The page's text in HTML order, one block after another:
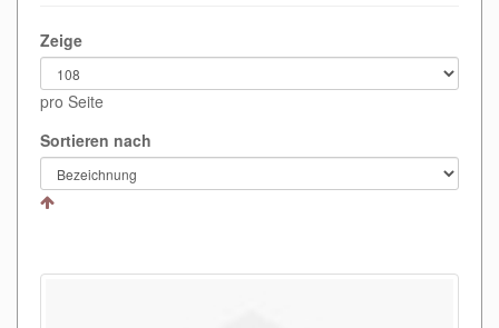
Zeige
pro Seite
Sortieren nach